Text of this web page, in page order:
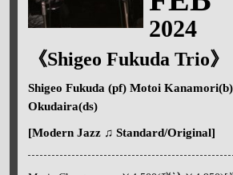
2024
《Shigeo Fukuda Trio》
Shigeo Fukuda (pf) Motoi
Okudaira(ds)
[Modern Jazz ♫ Standard/Original]